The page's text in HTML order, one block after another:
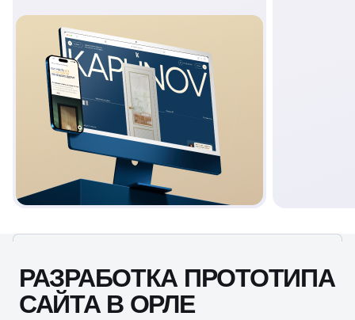
РАЗРАБОТКА ПРОТОТИПА
САЙТА В ОРЛЕ